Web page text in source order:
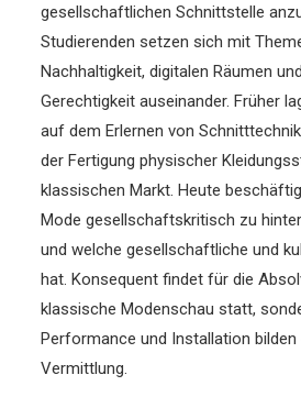
gesellschaftlichen Schnittstelle
Studierenden setzen sich mit
Nachhaltigkeit, digitalen Räumen
Gerechtigkeit auseinander. Früher
auf dem Erlernen von
der Fertigung physischer
klassischen Markt. Heute
Mode gesellschaftskritisch zu
und welche gesellschaftliche und
hat. Konsequent findet für die
klassische Modenschau statt,
Performance und Installation
Vermittlung.